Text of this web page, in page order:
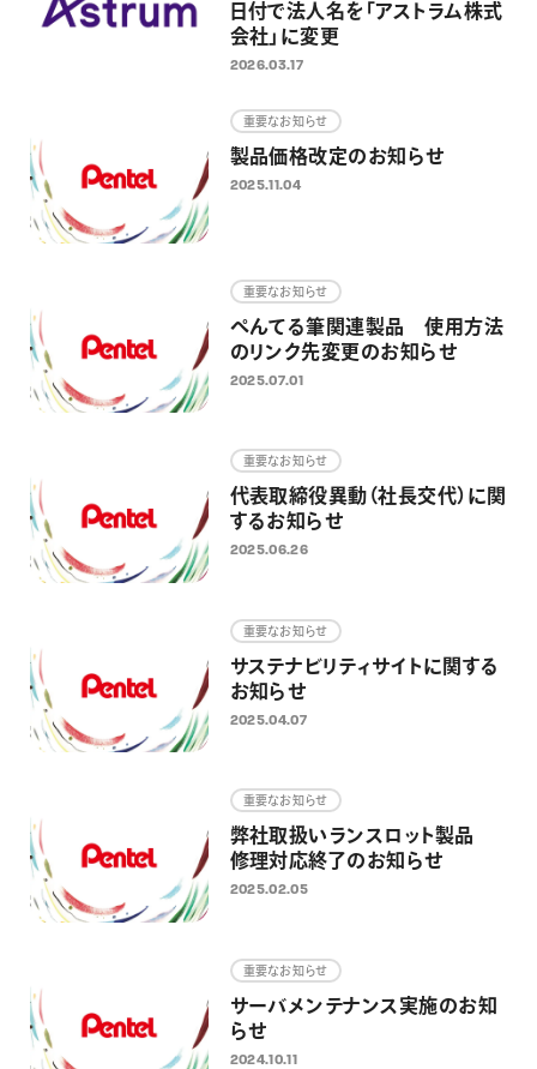
日付で法人名を「アストラム株式
会社」に変更
2026.03.17
重要なお知らせ
製品価格改定のお知らせ
2025.11.04
重要なお知らせ
ぺんてる筆関連製品 使用方法
のリンク先変更のお知らせ
2025.07.01
重要なお知らせ
代表取締役異動（社長交代）に関
するお知らせ
2025.06.26
重要なお知らせ
サステナビリティサイトに関する
お知らせ
2025.04.07
重要なお知らせ
弊社取扱いランスロット製品
修理対応終了のお知らせ
2025.02.05
重要なお知らせ
サーバメンテナンス実施のお知
らせ
2024.10.11